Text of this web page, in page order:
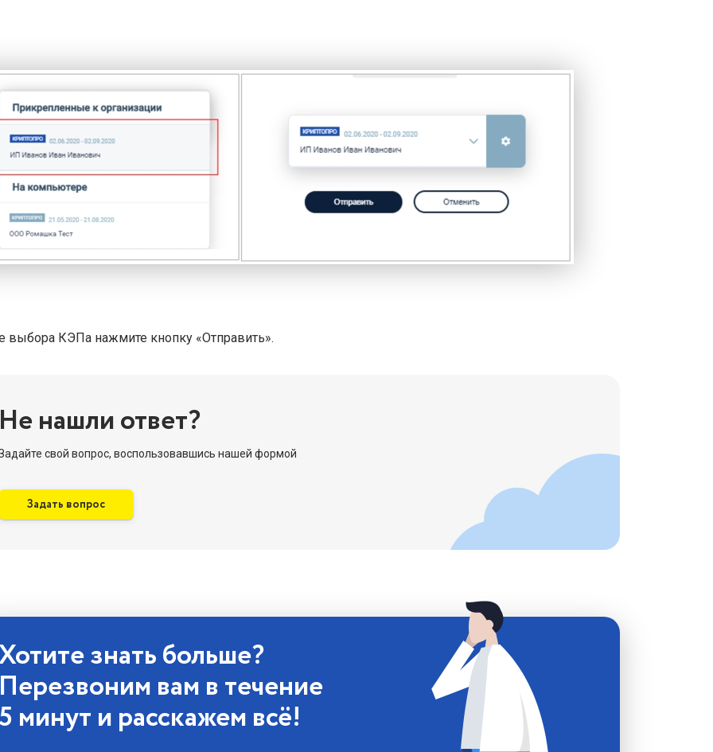
выбора КЭПа нажмите кнопку «Отправить».
нашли ответ?
свой вопрос, воспользовавшись нашей формой
Задать вопрос
знать больше?
вам в течение
минут и расскажем всё!